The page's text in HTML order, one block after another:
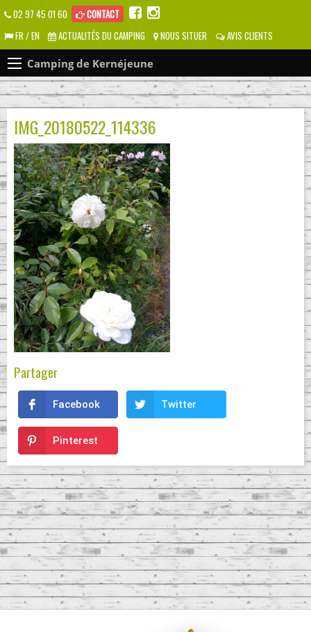
02 97 45 01 60
CONTACT
FR / EN
ACTUALITÉS DU CAMPING NOUS SITUER AVIS CLIENTS
Camping de Kernéjeune
IMG_20180522_114336
Partager
Facebook Twitter
Pinterest